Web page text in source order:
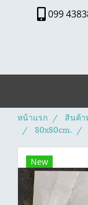
099
หน้าแรก สินค้า
80x80cm.
New